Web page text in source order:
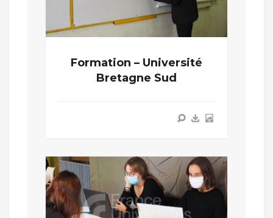
Formation – Université
Bretagne Sud